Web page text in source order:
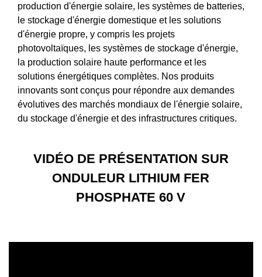
production d'énergie solaire, les systèmes de batteries,
le stockage d'énergie domestique et les solutions
d'énergie propre, y compris les projets
photovoltaïques, les systèmes de stockage d'énergie,
la production solaire haute performance et les
solutions énergétiques complètes. Nos produits
innovants sont conçus pour répondre aux demandes
évolutives des marchés mondiaux de l'énergie solaire,
du stockage d'énergie et des infrastructures critiques.
VIDÉO DE PRÉSENTATION SUR
ONDULEUR LITHIUM FER
PHOSPHATE 60 V